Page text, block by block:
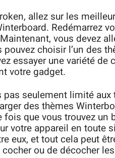
allez sur les
Redémarrez
vous devez
choisir l’un des
essayer une variété
votre gadget.
pas seulement limité
des thèmes
que vous trouvez un
votre appareil en toute
eux, et tout cela peut
ou de décocher